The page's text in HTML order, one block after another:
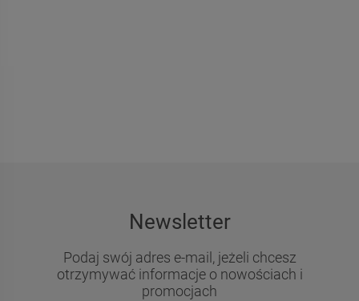
Newsletter
Podaj swój adres e-mail, jeżeli chcesz
otrzymywać informacje o nowościach i
promocjach